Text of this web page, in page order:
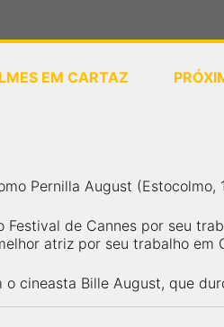
EM CARTAZ
Pernilla August
de Cannes por seu
atriz por seu trabalho em
cineasta Bille August, que